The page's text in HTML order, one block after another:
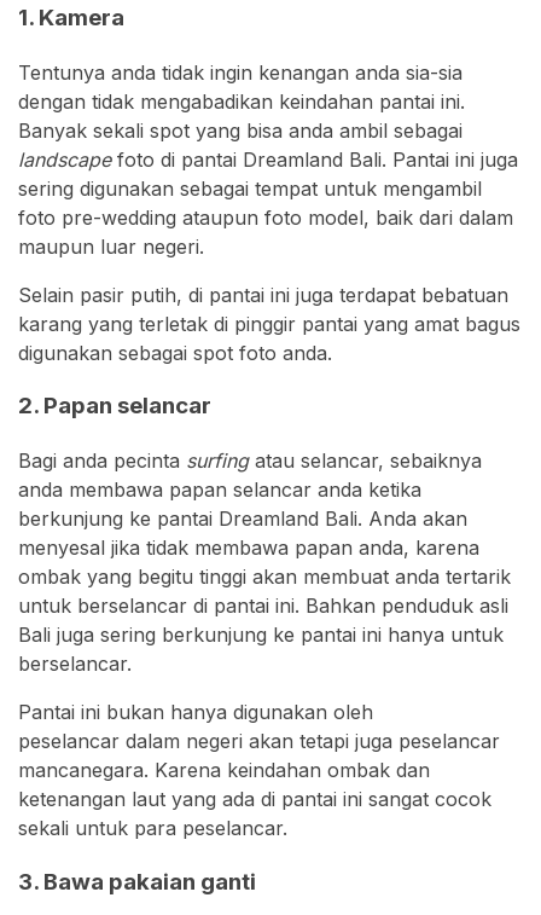
1. Kamera
Tentunya anda tidak ingin kenangan anda sia-sia
dengan tidak mengabadikan keindahan pantai ini.
Banyak sekali spot yang bisa anda ambil sebagai
landscapefoto di pantai Dreamland Bali. Pantai ini juga
sering digunakan sebagai tempat untuk mengambil
foto pre-wedding ataupun foto model, baik dari dalam
maupun luar negeri.
Selain pasir putih, di pantai ini juga terdapat bebatuan
karang yang terletak di pinggir pantai yang amat bagus
digunakan sebagai spot foto anda.
2. Papan selancar
Bagi anda pecinta surfingatau selancar, sebaiknya
anda membawa papan selancar anda ketika
berkunjung ke pantai Dreamland Bali. Anda akan
menyesal jika tidak membawa papan anda, karena
ombak yang begitu tinggi akan membuat anda tertarik
untuk berselancar di pantai ini. Bahkan penduduk asli
Bali juga sering berkunjung ke pantai ini hanya untuk
berselancar.
Pantai ini bukan hanya digunakan oleh
peselancar dalam negeri akan tetapi juga peselancar
mancanegara. Karena keindahan ombak dan
ketenangan laut yang ada di pantai ini sangat cocok
sekali untuk para peselancar.
3. Bawa pakaian ganti